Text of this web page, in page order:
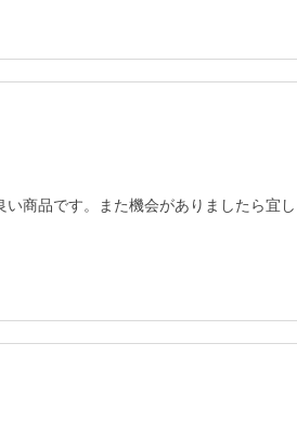
商品です。また機会がありましたら宜